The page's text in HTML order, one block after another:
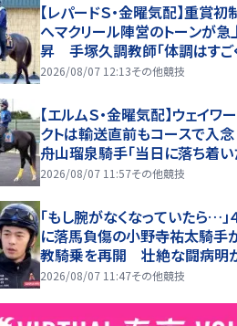
【レパードＳ・金曜気配】重賞初
へマクリール陣営のトーンが急
昇 手塚久調教師「体調はすご
いですね」
2026/08/07 12:13その他競技
【エルムＳ・金曜気配】ウェイワ
クトは輸送直前もコースで入念
舟山瑠泉騎手「当日に落ち着
ンションで臨めれば」
2026/08/07 11:57その他競技
「もし腕がなくなっていたら…」
に落馬負傷の小野寺祐太騎手
教騎乗を再開 壮絶な闘病明
2026/08/07 11:47その他競技